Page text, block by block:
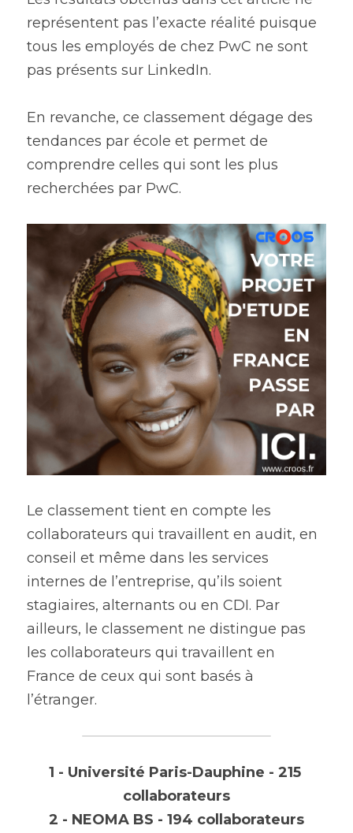
représentent pas l’exacte réalité puisque
tous les employés de chez PwC ne sont
pas présents sur LinkedIn.
En revanche, ce classement dégage des
tendances par école et permet de
comprendre celles qui sont les plus
recherchées par PwC.
Le classement tient en compte les
collaborateurs qui travaillent en audit, en
conseil et même dans les services
internes de l’entreprise, qu’ils soient
stagiaires, alternants ou en CDI. Par
ailleurs, le classement ne distingue pas
les collaborateurs qui travaillent en
France de ceux qui sont basés à
l’étranger.
1 - Université Paris-Dauphine - 215
collaborateurs
2 - NEOMA BS - 194 collaborateurs